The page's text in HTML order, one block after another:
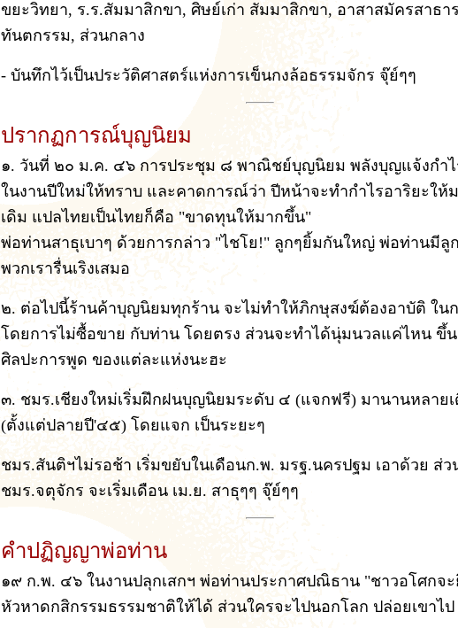
ขยะวิทยา, ร.ร.สัมมาสิกขา, ศิษย์เก่า สัมมาสิกขา, อาสาสมัครสาธ
ทันตกรรม, ส่วนกลาง
- บันทึกไว้เป็นประวัติศาสตร์แห่งการเข็นกงล้อธรรมจักร จุ๊ย์ๆๆ
ปรากฏการณ์บุญนิยม
๑. วันที่ ๒๐ ม.ค. ๔๖ การประชุม ๘ พาณิชย์บุญนิยม พลังบุญแจ้งกำไ
ในงานปีใหม่ให้ทราบ และคาดการณ์ว่า ปีหน้าจะทำกำไรอาริยะให้
เดิม แปลไทยเป็นไทยก็คือ "ขาดทุนให้มากขึ้น"
พ่อท่านสาธุเบาๆ ด้วยการกล่าว "ไชโย!" ลูกๆยิ้มกันใหญ่ พ่อท่านมีลู
พวกเรารื่นเริงเสมอ
๒. ต่อไปนี้ร้านค้าบุญนิยมทุกร้าน จะไม่ทำให้ภิกษุสงฆ์ต้องอาบัติ ในก
โดยการไม่ซื้อขาย กับท่าน โดยตรง ส่วนจะทำได้นุ่มนวลแค่ไหน ขึ้
ศิลปะการพูด ของแต่ละแห่งนะฮะ
๓. ชมร.เชียงใหม่เริ่มฝึกฝนบุญนิยมระดับ ๔ (แจกฟรี) มานานหลาย
(ตั้งแต่ปลายปี'๔๕) โดยแจก เป็นระยะๆ
ชมร.สันติฯไม่รอช้า เริ่มขยับในเดือนก.พ. มรฐ.นครปฐม เอาด้วย ส่ว
ชมร.จตุจักร จะเริ่มเดือน เม.ย. สาธุๆๆ จุ๊ย์ๆๆ
คำปฏิญญาพ่อท่าน
๑๙ ก.พ. ๔๖ ในงานปลุกเสกฯ พ่อท่านประกาศปณิธาน "ชาวอโศกจ
หัวหาดกสิกรรมธรรมชาติให้ได้ ส่วนใครจะไปนอกโลก ปล่อยเขาไป